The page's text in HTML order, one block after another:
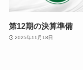
第12期の決算準備
2025年11月18日